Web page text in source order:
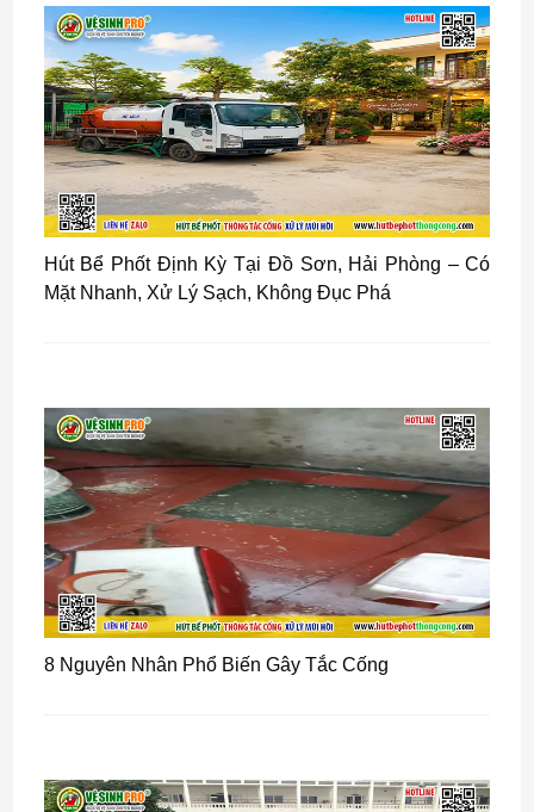
Hút Bể Phốt Định Kỳ Tại Đồ Sơn, Hải Phòng – Có
Mặt Nhanh, Xử Lý Sạch, Không Đục Phá
8 Nguyên Nhân Phổ Biến Gây Tắc Cống